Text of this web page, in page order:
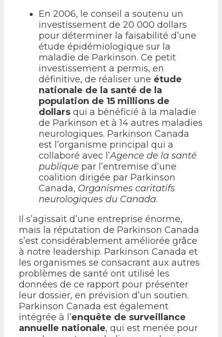
En 2006, le conseil a soutenu un
investissement de 20 000 dollars
pour déterminer la faisabilité d’une
étude épidémiologique sur la
maladie de Parkinson. Ce petit
investissement a permis, en
définitive, de réaliser une étude
nationale de la santé de la
population de 15 millions de
dollars qui a bénéficié à la maladie
de Parkinson et à 14 autres maladies
neurologiques. Parkinson Canada
est l’organisme principal qui a
collaboré avec l’Agence de la santé
publique par l’entremise d’une
coalition dirigée par Parkinson
Canada, Organismes caritatifs
neurologiques du Canada.
Il s’agissait d’une entreprise énorme,
mais la réputation de Parkinson Canada
s’est considérablement améliorée grâce
à notre leadership. Parkinson Canada et
les organismes se consacrant aux autres
problèmes de santé ont utilisé les
données de ce rapport pour présenter
leur dossier, en prévision d’un soutien.
Parkinson Canada est également
intégrée à l’enquête de surveillance
annuelle nationale, qui est menée pour